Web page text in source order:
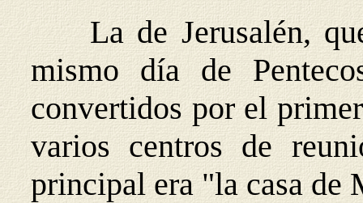
La de Jerusalén,
mismo día de
convertidos por el
varios centros de
principal era "la casa de